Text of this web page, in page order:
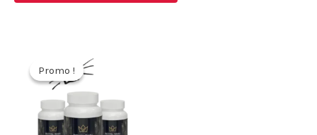
Promo !
Promo !